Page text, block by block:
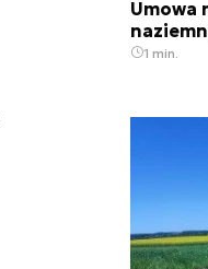
Umowa
1 min.